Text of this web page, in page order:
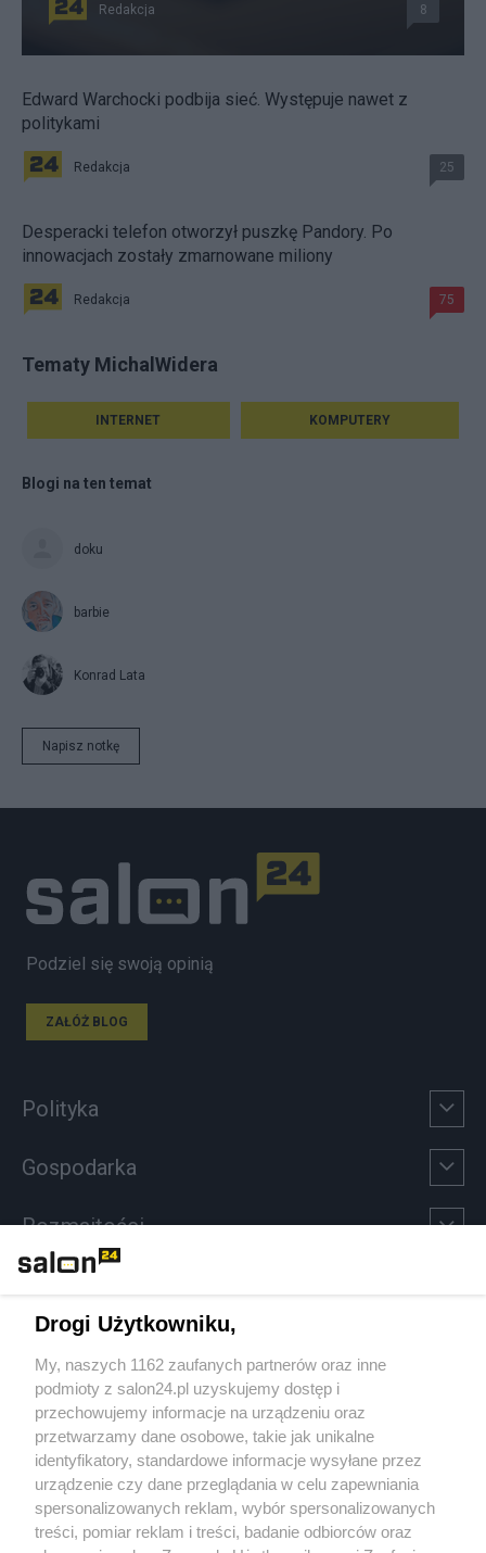
Redakcja 8
Edward Warchocki podbija sieć. Występuje nawet z
politykami
Redakcja 25
Desperacki telefon otworzył puszkę Pandory. Po
innowacjach zostały zmarnowane miliony
Redakcja 75
Tematy MichalWidera
INTERNET KOMPUTERY
Blogi na ten temat
doku
barbie
Konrad Lata
Napisz notkę
Podziel się swoją opinią
ZAŁÓŻ BLOG
Polityka
Gospodarka
Rozmaitości
Sport
Społeczeństwo
Kultura
Drogi Użytkowniku,
My, naszych 1162 zaufanych partnerów oraz inne
podmioty z salon24.pl uzyskujemy dostęp i
przechowujemy informacje na urządzeniu oraz
przetwarzamy dane osobowe, takie jak unikalne
identyfikatory, standardowe informacje wysyłane przez
urządzenie czy dane przeglądania w celu zapewniania
spersonalizowanych reklam, wybór spersonalizowanych
treści, pomiar reklam i treści, badanie odbiorców oraz